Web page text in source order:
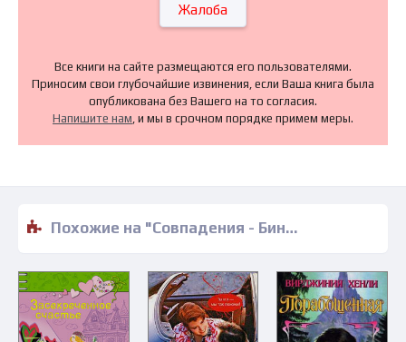
Жалоба
Все книги на сайте размещаются его пользователями.
Приносим свои глубочайшие извинения, если Ваша книга была
опубликована без Вашего на то согласия.
Напишите нам , и мы в срочном порядке примем меры.
Похожие на "Совпадения - Бина Богачева" книги читать бесплатно полные версии